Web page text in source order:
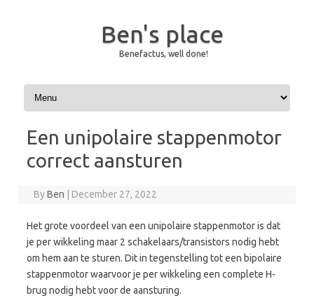
Ben's place
Benefactus, well done!
Skip to content
Een unipolaire stappenmotor
correct aansturen
ByBen December 27, 2022
Het grote voordeel van een unipolaire stappenmotor is dat
je per wikkeling maar 2 schakelaars/transistors nodig hebt
om hem aan te sturen. Dit in tegenstelling tot een bipolaire
stappenmotor waarvoor je per wikkeling een complete H-
brug nodig hebt voor de aansturing.